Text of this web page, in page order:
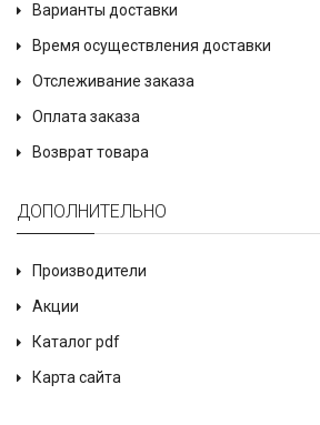
Варианты доставки
Время осуществления доставки
Отслеживание заказа
Оплата заказа
Возврат товара
ДОПОЛНИТЕЛЬНО
Производители
Акции
Каталог pdf
Карта сайта